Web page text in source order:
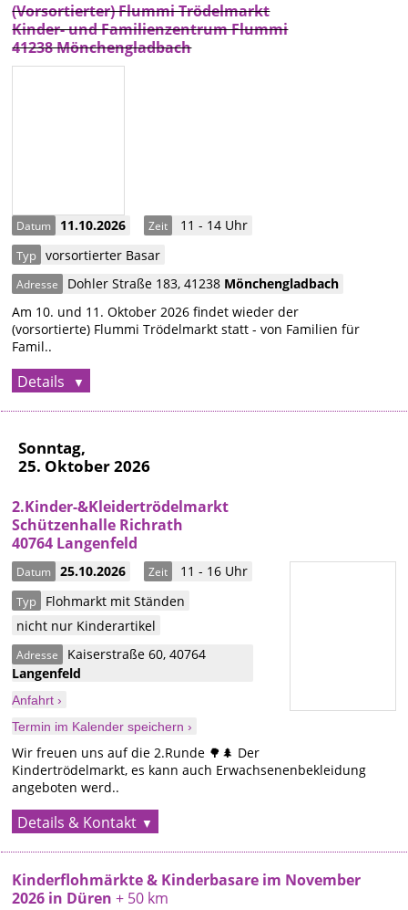
(Vorsortierter) Flummi Trödelmarkt
Kinder- und Familienzentrum Flummi
41238 Mönchengladbach
Datum 11.10.2026 Zeit 11 - 14 Uhr
Typ vorsortierter Basar
Adresse Dohler Straße 183,41238 Mönchengladbach
Am 10. und 11. Oktober 2026 findet wieder der
(vorsortierte) Flummi Trödelmarkt statt - von Familien für
Famil..
Details
Sonntag,
25. Oktober 2026
2.Kinder-&Kleidertrödelmarkt
Schützenhalle Richrath
40764 Langenfeld
Datum 25.10.2026 Zeit 11 - 16 Uhr
Typ
Flohmarkt mit Ständen
nicht nur Kinderartikel
Adresse Kaiserstraße 60,40764
Langenfeld
Anfahrt ›
Termin im Kalender speichern ›
Wir freuen uns auf die 2.Runde 🌳🌲 Der
Kindertrödelmarkt, es kann auch Erwachsenenbekleidung
angeboten werd..
Details & Kontakt
Kinderflohmärkte & Kinderbasare im November
2026 in Düren+ 50 km